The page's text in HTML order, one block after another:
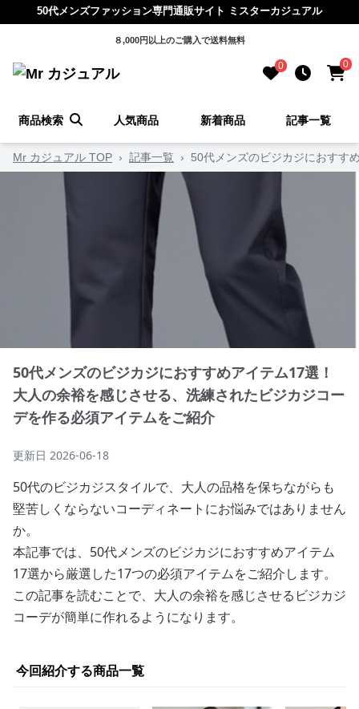
50代メンズファッション専門通販サイト ミスターカジュアル
８,000円以上のご購入で送料無料
0 0
商品検索 人気商品 新着商品 記事一覧
Mr カジュアル TOP › 記事一覧 › 50代メンズのビジカジにおすす
50代メンズのビジカジにおすすめアイテム17選！
大人の余裕を感じさせる、洗練されたビジカジコー
デを作る必須アイテムをご紹介
更新日 2026-06-18
50代のビジカジスタイルで、大人の品格を保ちながらも
堅苦しくならないコーディネートにお悩みではありません
か。
本記事では、50代メンズのビジカジにおすすめアイテム
17選から厳選した17つの必須アイテムをご紹介します。
この記事を読むことで、大人の余裕を感じさせるビジカジ
コーデが簡単に作れるようになります。
今回紹介する商品一覧